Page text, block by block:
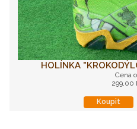
HOLÍNKA
Cena
299,00
Koupit